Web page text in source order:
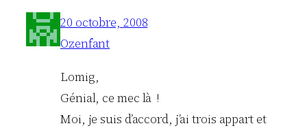
20 octobre, 2008
Ozenfant
Lomig,
Génial, ce mec là !
Moi, je suis d’accord, j’ai trois appart et